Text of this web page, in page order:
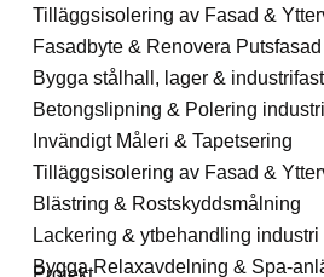
Tilläggsisolering av Fasad &
Fasadbyte & Renovera Putsfasad
Bygga stålhall, lager &
Betongslipning & Polering
Invändigt Måleri & Tapetsering
Tilläggsisolering av Fasad &
Blästring & Rostskyddsmålning
Lackering & ytbehandling industri
Bygga Relaxavdelning & Spa-